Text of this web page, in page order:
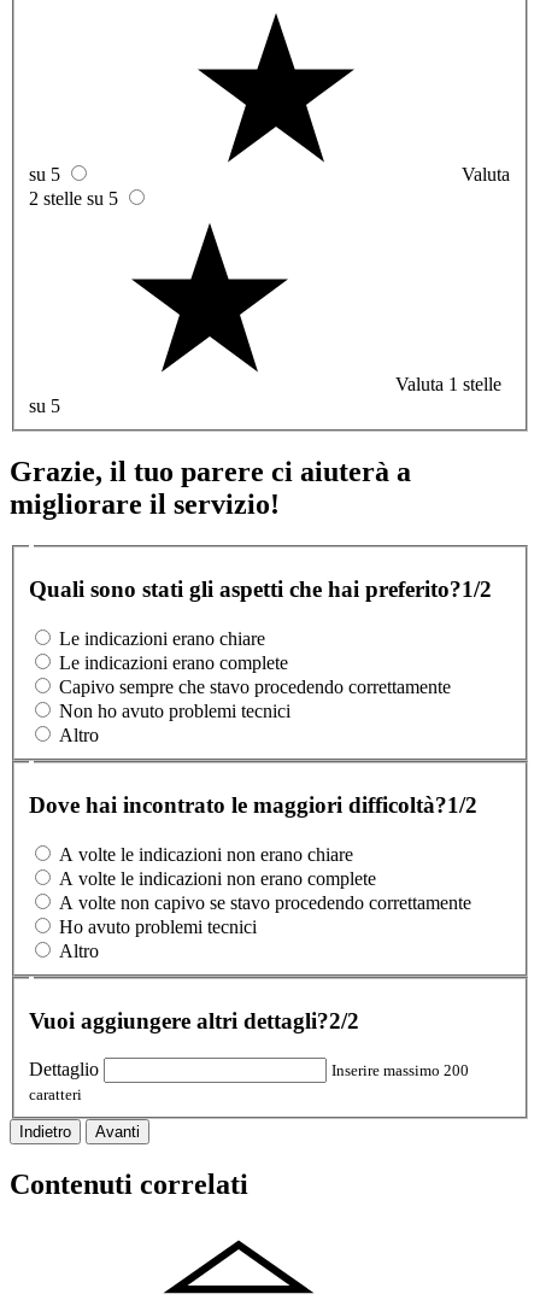
su 5
Valuta
2 stelle su 5
Valuta 1 stelle
su 5
Grazie, il tuo parere ci aiuterà a
migliorare il servizio!
Quali sono stati gli aspetti che hai preferito?1/2
Le indicazioni erano chiare
Le indicazioni erano complete
Capivo sempre che stavo procedendo correttamente
Non ho avuto problemi tecnici
Altro
Dove hai incontrato le maggiori difficoltà?1/2
A volte le indicazioni non erano chiare
A volte le indicazioni non erano complete
A volte non capivo se stavo procedendo correttamente
Ho avuto problemi tecnici
Altro
Vuoi aggiungere altri dettagli?2/2
Dettaglio
Inserire massimo 200
caratteri
Indietro Avanti
Contenuti correlati